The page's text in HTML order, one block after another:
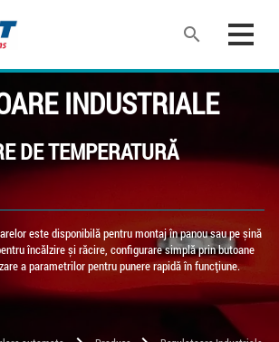
search
INDUSTRIALE
DE TEMPERATURĂ
este disponibilă pentru montaj în panou sau pe șină
încălzire și răcire, configurare simplă prin butoane
a parametrilor pentru punere rapidă în funcțiune.